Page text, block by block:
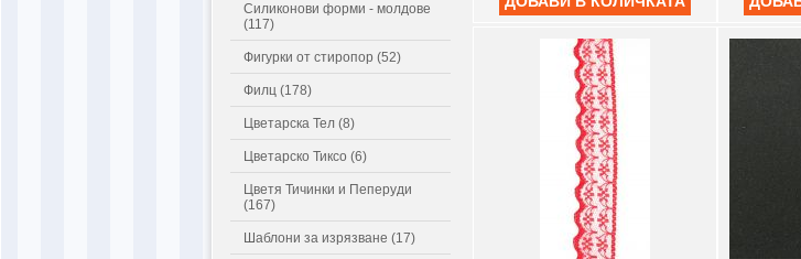
Силиконови форми - молдове
(117)
Фигурки от стиропор (52)
Филц (178)
Цветарска Тел (8)
Цветарско Тиксо (6)
Цветя Тичинки и Пеперуди
(167)
Шаблони за изрязване (17)